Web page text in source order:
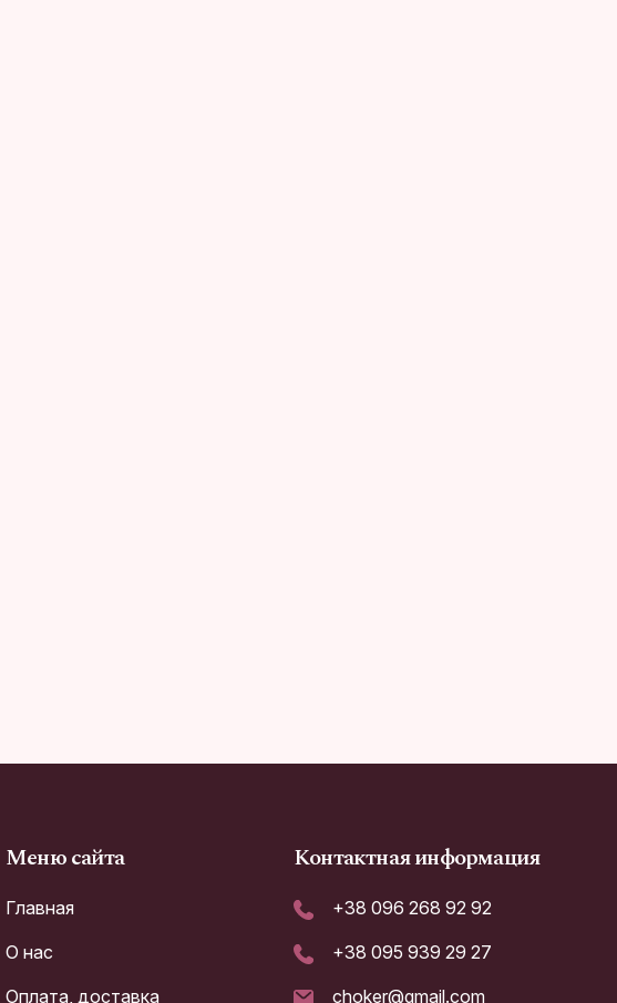
Меню сайта
Главная
О нас
Оплата, доставка
Контактная информация
+38 096 268 92 92
+38 095 939 29 27
choker@gmail.com